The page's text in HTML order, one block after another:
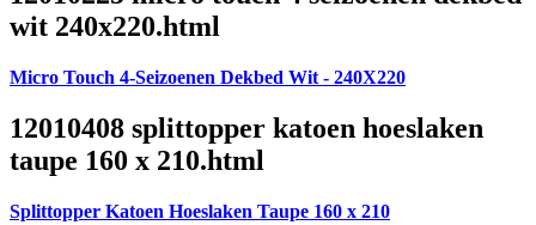
wit 240x220.html
Micro Touch 4-Seizoenen Dekbed Wit - 240X220
12010408 splittopper katoen hoeslaken
taupe 160 x 210.html
Splittopper Katoen Hoeslaken Taupe 160 x 210